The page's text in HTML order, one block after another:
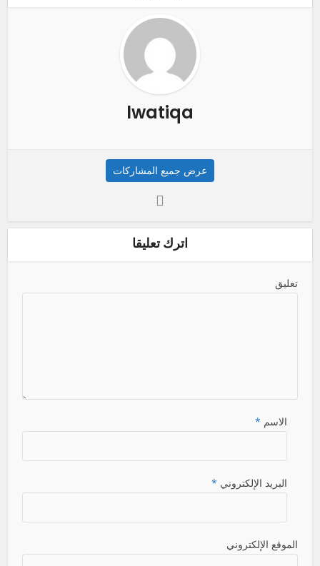
lwatiqa
عرض جميع المشاركات
اترك تعليقا
تعليق
الاسم *
البريد الإلكتروني *
الموقع الإلكتروني